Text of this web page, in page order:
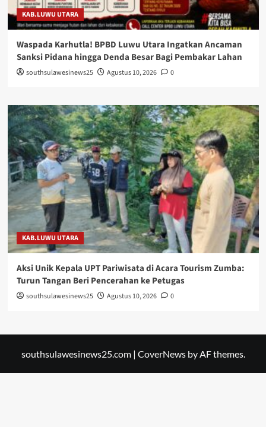
KAB.LUWU UTARA
Waspada Karhutla! BPBD Luwu Utara Ingatkan Ancaman
Sanksi Pidana hingga Denda Besar Bagi Pembakar Lahan
southsulawesinews25 Agustus 10, 2026 0
KAB.LUWU UTARA
Aksi Unik Kepala UPT Pariwisata di Acara Tourism Zumba:
Turun Tangan Beri Pencerahan ke Petugas
southsulawesinews25 Agustus 10, 2026 0
southsulawesinews25.com | CoverNewsby AF themes.